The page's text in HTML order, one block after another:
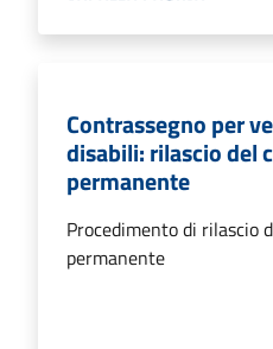
Contrassegno per
disabili: rilascio del
permanente
Procedimento di rilascio
permanente